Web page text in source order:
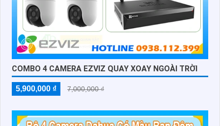
COMBO 4 CAMERA EZVIZ QUAY XOAY NGOÀI TRỜI
5,900,000 ₫ 7,000,000 ₫